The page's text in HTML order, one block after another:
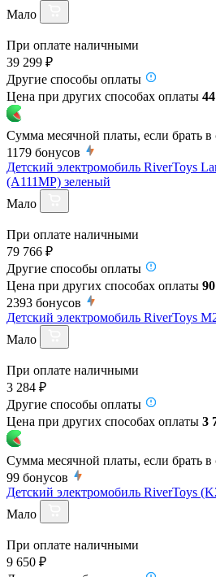
Мало
При оплате наличными
39 299 ₽
Другие способы оплаты
Цена при других способах оплаты
Сумма месячной платы, если брать в
1179 бонусов
Детский электромобиль RiverToys
(A111MP) зеленый
Мало
При оплате наличными
79 766 ₽
Другие способы оплаты
Цена при других способах оплаты
2393 бонусов
Детский электромобиль RiverToys
Мало
При оплате наличными
3 284 ₽
Другие способы оплаты
Цена при других способах оплаты 3
Сумма месячной платы, если брать в
99 бонусов
Детский электромобиль RiverToys
Мало
При оплате наличными
9 650 ₽